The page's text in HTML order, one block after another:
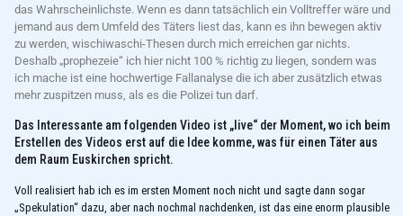
das Wahrscheinlichste. Wenn es dann tatsächlich ein Volltreffer wäre und
jemand aus dem Umfeld des Täters liest das, kann es ihn bewegen aktiv
zu werden, wischiwaschi-Thesen durch mich erreichen gar nichts.
Deshalb „prophezeie“ ich hier nicht 100 % richtig zu liegen, sondern was
ich mache ist eine hochwertige Fallanalyse die ich aber zusätzlich etwas
mehr zuspitzen muss, als es die Polizei tun darf.
Das Interessante am folgenden Video ist „live“ der Moment, wo ich beim
Erstellen des Videos erst auf die Idee komme, was für einen Täter aus
dem Raum Euskirchen spricht.
Voll realisiert hab ich es im ersten Moment noch nicht und sagte dann sogar
„Spekulation“ dazu, aber nach nochmal nachdenken, ist das eine enorm plausible